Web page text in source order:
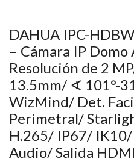
DAHUA IPC-
– Cámara IP
Resolución de 2
13.5mm/ ∢ 101°-
WizMind/ Det.
Perimetral/
H.265/ IP67/ IK10/
Audio/ Salida